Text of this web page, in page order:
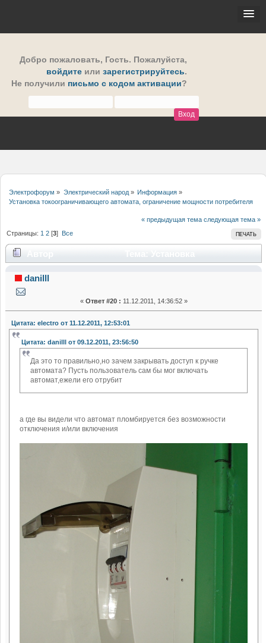
Добро пожаловать, Гость. Пожалуйста,
войдите или зарегистрируйтесь.
Не получили письмо с кодом активации?
Электрофорум » Электрический народ» Информация»
Установка токоограничивающего автомата, ограничение мощности потребителя
« предыдущая тема следующая тема »
ПЕЧАТЬ
Страницы: 1 2 [3] Все
токоограничивающего автомата, ограничение
мощности потребителя (Прочитано 115424 раз)
danilll
« Ответ #20 : 11.12.2011, 14:36:52 »
Цитата: electro от 11.12.2011, 12:53:01
Цитата: danilll от 09.12.2011, 23:56:50
Да это то правильно,но зачем закрывать доступ к ручке
автомата? Пусть пользователь сам бы мог включать
автомат,ежели его отрубит
а где вы видели что автомат пломбируется без возможности
отключения и/или включения